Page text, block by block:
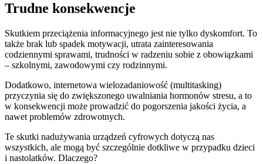
Trudne konsekwencje
Skutkiem przeciążenia informacyjnego jest nie tylko dyskomfort. To
także brak lub spadek motywacji, utrata zainteresowania
codziennymi sprawami, trudności w radzeniu sobie z obowiązkami
– szkolnymi, zawodowymi czy rodzinnymi.
Dodatkowo, internetowa wielozadaniowość (multitasking)
przyczynia się do zwiększonego uwalniania hormonów stresu, a to
w konsekwencji może prowadzić do pogorszenia jakości życia, a
nawet problemów zdrowotnych.
Te skutki nadużywania urządzeń cyfrowych dotyczą nas
wszystkich, ale mogą być szczególnie dotkliwe w przypadku dzieci
i nastolatków. Dlaczego?